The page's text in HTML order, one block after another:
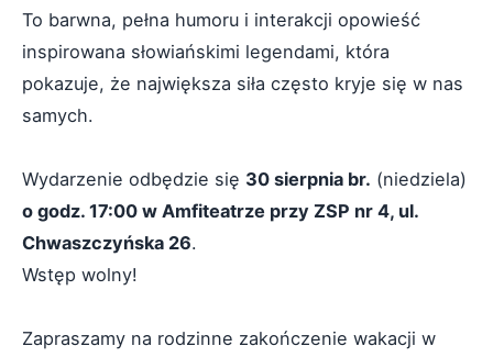
To barwna, pełna humoru i interakcji opowieść
inspirowana słowiańskimi legendami, która
pokazuje, że największa siła często kryje się w nas
samych.
Wydarzenie odbędzie się 30 sierpnia br. (niedziela)
o godz. 17:00 w Amfiteatrze przy ZSP nr 4, ul.
Chwaszczyńska 26.
Wstęp wolny!
Zapraszamy na rodzinne zakończenie wakacji w